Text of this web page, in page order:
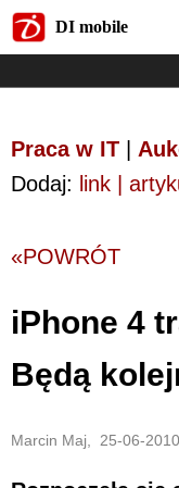
DI mobile
Praca w IT
Dodaj: link |
«POWRÓT
iPhone 4
Będą
Marcin Maj, 25-06-
DI mobile